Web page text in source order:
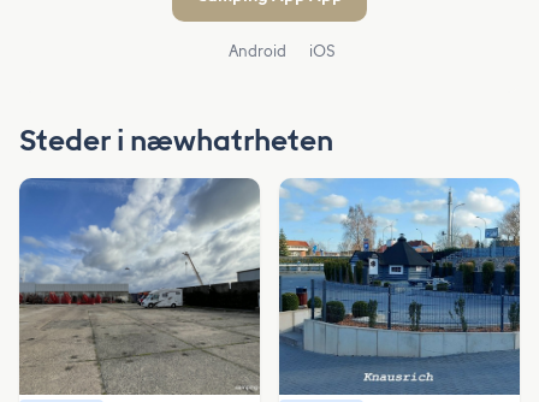
Android iOS
Steder i næwhatrheten